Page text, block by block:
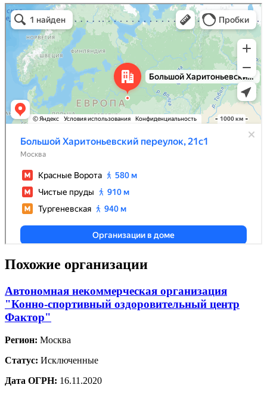
Похожие организации
Автономная некоммерческая организация
"Конно-спортивный оздоровительный центр
Фактор"
Регион: Москва
Статус: Исключенные
Дата ОГРН: 16.11.2020